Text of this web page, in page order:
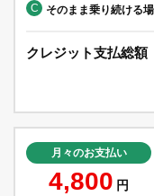
C そのまま乗り続ける
クレジット支払総額
月々のお支払い
4,800 円